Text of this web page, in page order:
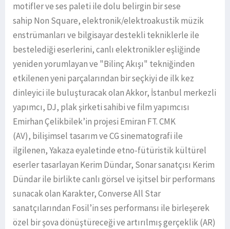
motifler ve ses paleti ile dolu belirgin bir sese
sahip Non Square, elektronik/elektroakustik müzik
enstrümanları ve bilgisayar destekli tekniklerle ile
bestelediği eserlerini, canlı elektronikler eşliğinde
yeniden yorumlayan ve "Bilinç Akışı" tekniğinden
etkilenen yeni parçalarından bir seçkiyi de ilk kez
dinleyici ile buluşturacak olan Akkor, İstanbul merkezli
yapımcı, DJ, plak şirketi sahibi ve film yapımcısı
Emirhan Çelikbilek’in projesi Emiran FT. CMK
(AV), bilişimsel tasarım ve CG sinematografi ile
ilgilenen, Yakaza eyaletinde etno-fütüristik kültürel
eserler tasarlayan Kerim Dündar, Sonar sanatçısı Kerim
Dündar ile birlikte canlı görsel ve işitsel bir performans
sunacak olan Karakter, Converse All Star
sanatçılarından Fosil’in ses performansı ile birleşerek
özel bir şova dönüştüreceği ve artırılmış gerçeklik (AR)